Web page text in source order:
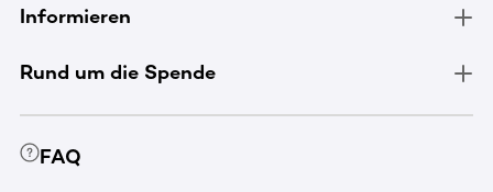
Informieren
Rund um die Spende
FAQ